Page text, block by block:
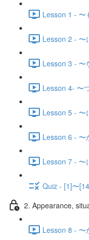
Lesson 1 - 〜
Lesson 2 - 〜
Lesson 3 - 〜
Lesson 4- 〜
Lesson 5 - 〜
Lesson 6 - 〜
Lesson 7 - 〜
Quiz - [1]〜
2. Appearance,
Lesson 8 - 〜